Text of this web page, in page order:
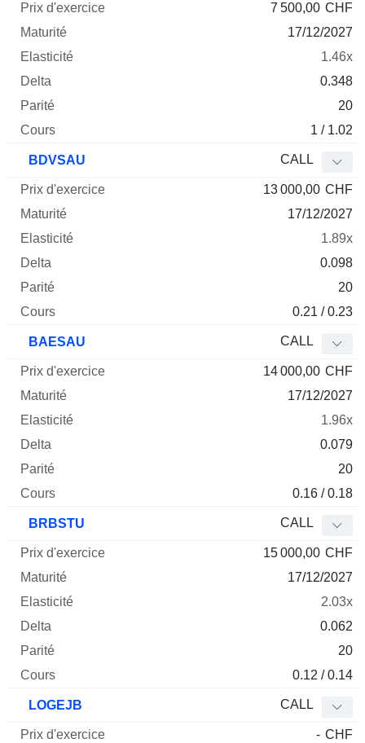
7 500,00 CHF
17/12/2027
1.46x
0.348
20
1 / 1.02
BDVSAU CALL
13 000,00 CHF
17/12/2027
1.89x
0.098
20
0.21 / 0.23
BAESAU CALL
14 000,00 CHF
17/12/2027
1.96x
0.079
20
0.16 / 0.18
BRBSTU CALL
15 000,00 CHF
17/12/2027
2.03x
0.062
20
0.12 / 0.14
LOGEJB CALL
- CHF